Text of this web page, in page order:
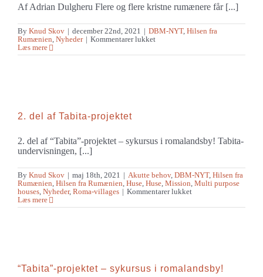
Af Adrian Dulgheru Flere og flere kristne rumænere får [...]
By Knud Skov | december 22nd, 2021 | DBM-NYT, Hilsen fra
Rumænien, Nyheder | Kommentarer lukkettil
til
Læs mere
2. del af Tabita-projektet
2. del af “Tabita”-projektet – sykursus i romalandsby! Tabita-
undervisningen, [...]
By Knud Skov | maj 18th, 2021 | Akutte behov, DBM-NYT, Hilsen fra
Rumænien, Hilsen fra Rumænien, Huse, Huse, Mission, Multi purpose
houses, Nyheder, Roma-villages | Kommentarer lukkettil
del
Læs mere
“Tabita”-projektet – sykursus i romalandsby!